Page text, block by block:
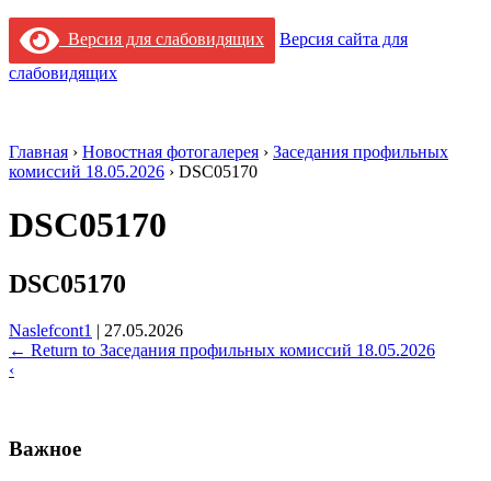
Версия для слабовидящих
Версия сайта для
слабовидящих
Главная › Новостная фотогалерея › Заседания профильных
комиссий 18.05.2026 › DSC05170
DSC05170
DSC05170
Naslefcont1 | 27.05.2026
← Return to Заседания профильных комиссий 18.05.2026
‹
Важное